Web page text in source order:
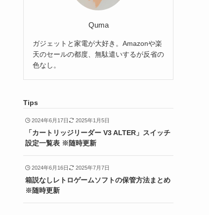
Quma
ガジェットと家電が大好き。Amazonや楽
天のセールの都度、無駄遣いするが反省の
色なし。
Tips
2024年6月17日 2025年1月5日
「カートリッジリーダー V3 ALTER」スイッチ
設定一覧表 ※随時更新
2024年6月16日 2025年7月7日
箱説なしレトロゲームソフトの保管方法まとめ
※随時更新